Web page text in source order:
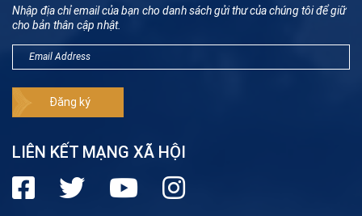
Nhập địa chỉ email của bạn cho danh sách gửi thư của chúng tôi để giữ
cho bản thân cập nhật.
LIÊN KẾT MẠNG XÃ HỘI